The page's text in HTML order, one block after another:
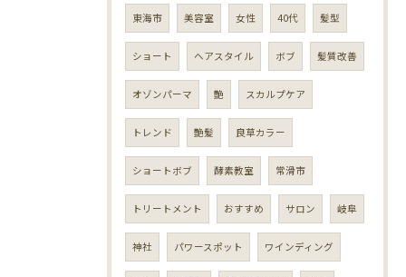
東海市 美容室 女性 40代 髪型
ショート ヘアスタイル ボブ 髪質改善
オゾンパーマ 艶 スカルプケア
トレンド 艶髪 良草カラー
ショートボブ 酵素教室 常滑市
トリートメント おすすめ サロン 岐阜
神社 パワースポット ワインディング